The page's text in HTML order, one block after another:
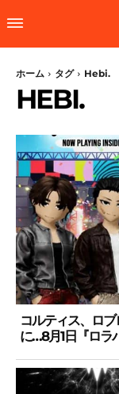
ホーム タグ Hebi.
HEBI.
コルティス、ロ
に…8月1日『ロラ